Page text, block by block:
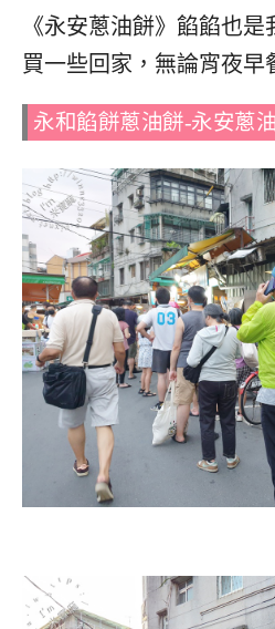
《永安蔥油餅》餡餡也是
買一些回家，無論宵夜早
永和餡餅蔥油餅-永安蔥